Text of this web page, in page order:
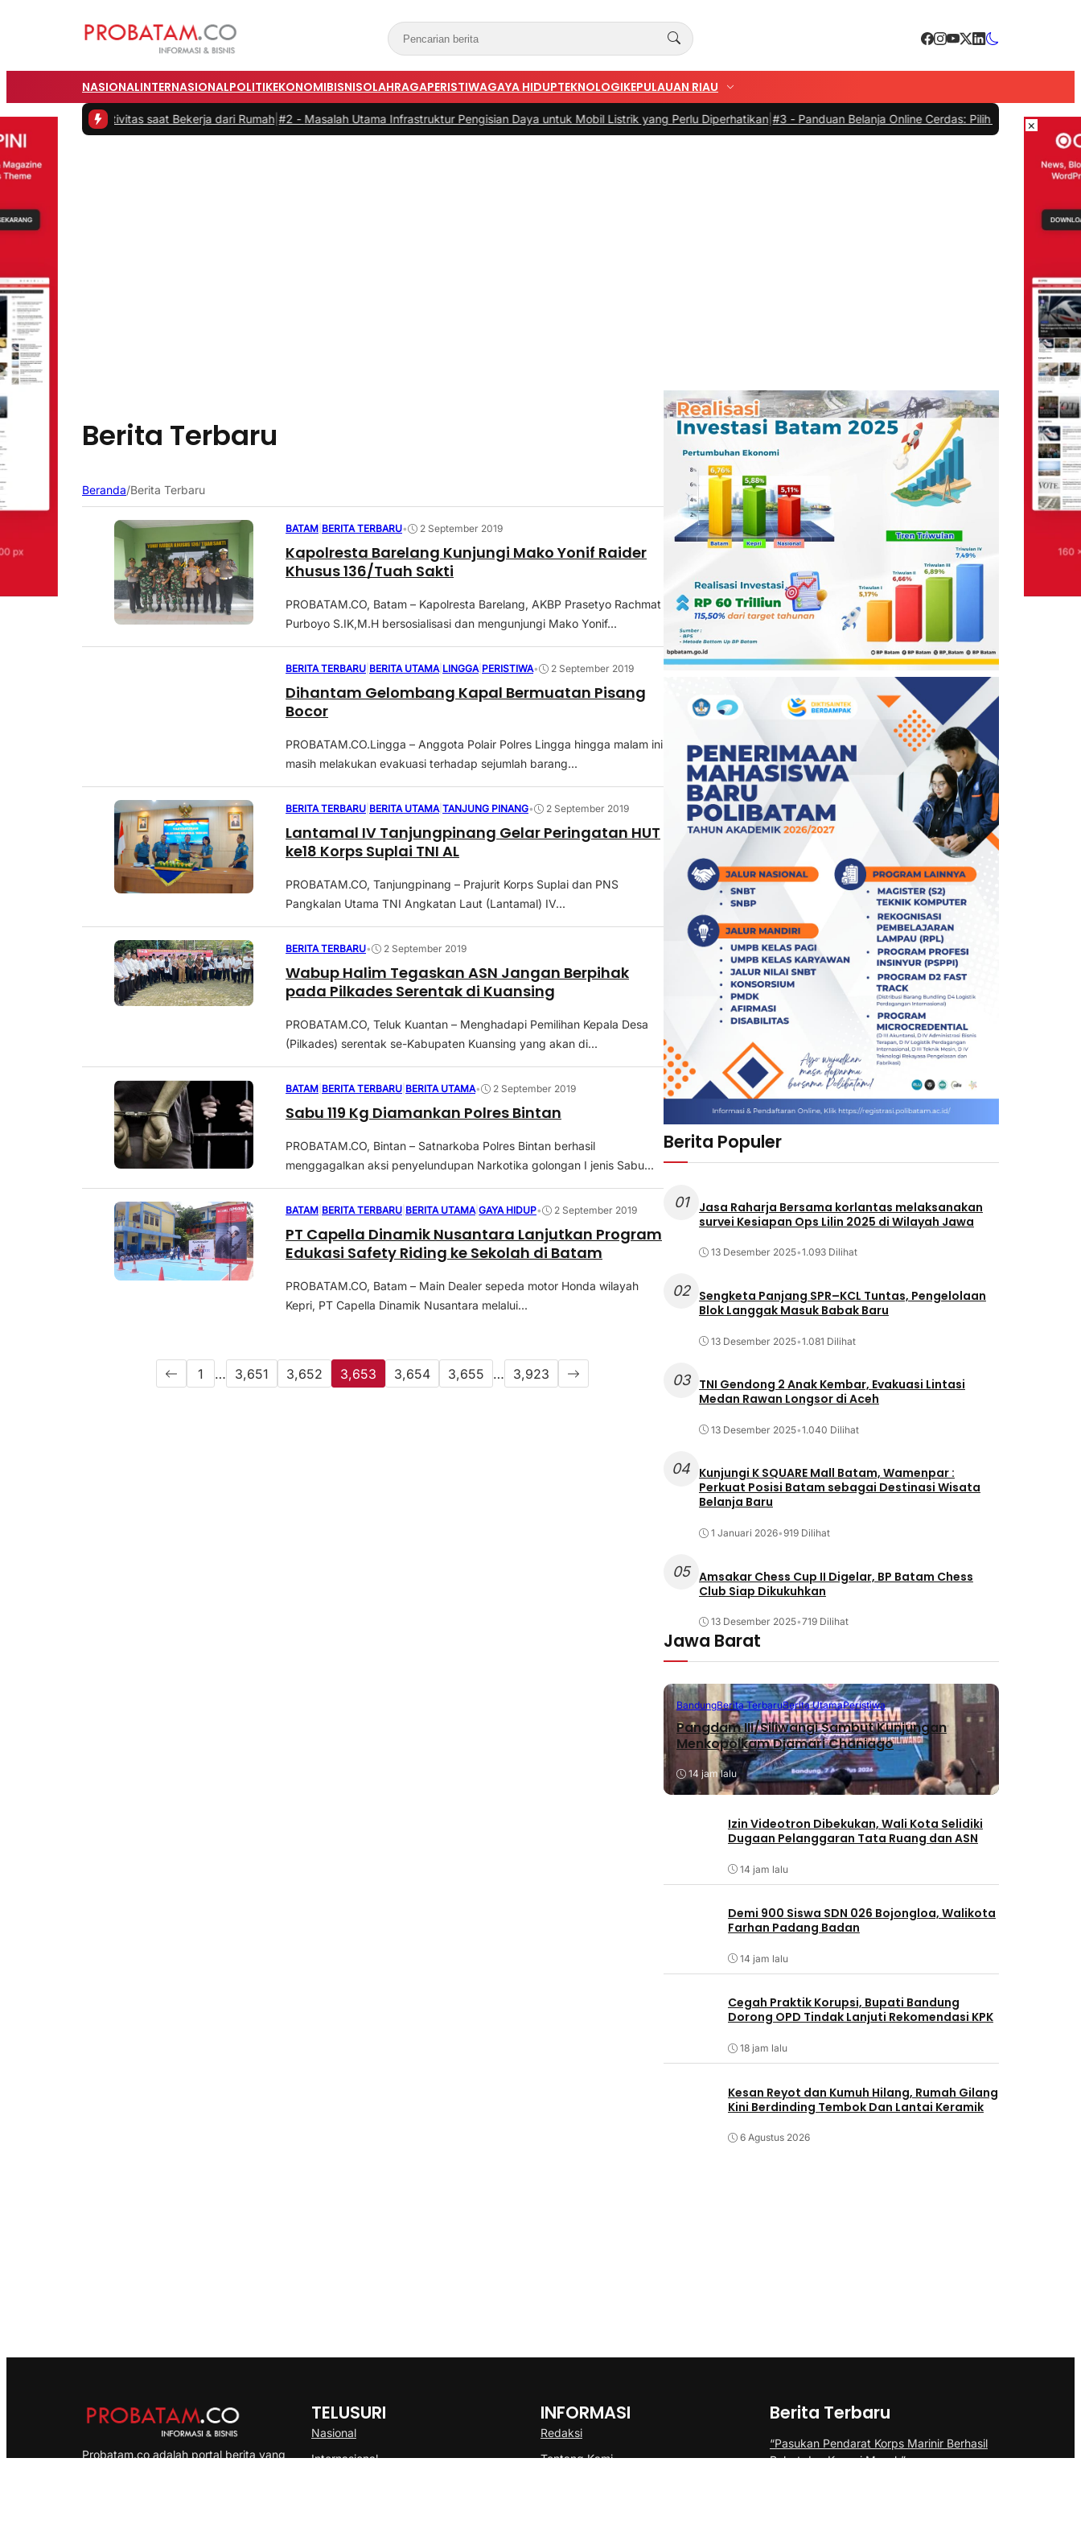
NASIONALINTERNASIONALPOLITIKEKONOMIBISNISOLAHRAGAPERISTIWAGAYA HIDUPTEKNOLOGIKEPULAUAN RIAU
Produktivitas saat Bekerja dari Rumah |#2 -Masalah Utama Infrastruktur Pengisian Daya untuk Mobil Listrik yang Perlu Diperhatikan|#3 -Panduan Belanja Online Cerdas: Pilih Produk dengan Bijak dan
Berita Terbaru
Beranda/Berita Terbaru
BATAM BERITA TERBARU• 2 September 2019
Kapolresta Barelang Kunjungi Mako Yonif Raider
Khusus 136/Tuah Sakti
PROBATAM.CO, Batam – Kapolresta Barelang, AKBP Prasetyo Rachmat
Purboyo S.IK,M.H bersosialisasi dan mengunjungi Mako Yonif...
BERITA TERBARU BERITA UTAMA LINGGA PERISTIWA• 2 September 2019
Dihantam Gelombang Kapal Bermuatan Pisang
Bocor
PROBATAM.CO.Lingga – Anggota Polair Polres Lingga hingga malam ini
masih melakukan evakuasi terhadap sejumlah barang...
BERITA TERBARU BERITA UTAMA |TANJUNG PINANG• 2 September 2019
Lantamal IV Tanjungpinang Gelar Peringatan HUT
ke18 Korps Suplai TNI AL
PROBATAM.CO, Tanjungpinang – Prajurit Korps Suplai dan PNS
Pangkalan Utama TNI Angkatan Laut (Lantamal) IV...
BERITA TERBARU• 2 September 2019
Wabup Halim Tegaskan ASN Jangan Berpihak
pada Pilkades Serentak di Kuansing
PROBATAM.CO, Teluk Kuantan – Menghadapi Pemilihan Kepala Desa
(Pilkades) serentak se-Kabupaten Kuansing yang akan di...
BATAM BERITA TERBARU BERITA UTAMA• 2 September 2019
Sabu 119 Kg Diamankan Polres Bintan
PROBATAM.CO, Bintan – Satnarkoba Polres Bintan berhasil
menggagalkan aksi penyelundupan Narkotika golongan I jenis Sabu...
BATAM BERITA TERBARU BERITA UTAMA |GAYA HIDUP• 2 September 2019
PT Capella Dinamik Nusantara Lanjutkan Program
Edukasi Safety Riding ke Sekolah di Batam
PROBATAM.CO, Batam – Main Dealer sepeda motor Honda wilayah
Kepri, PT Capella Dinamik Nusantara melalui...
1 … 3,651 3,652 3,653 3,654 3,655 … 3,923
Berita Populer
01
Jasa Raharja Bersama korlantas melaksanakan
survei Kesiapan Ops Lilin 2025 di Wilayah Jawa
13 Desember 2025•1.093 Dilihat
02
Sengketa Panjang SPR–KCL Tuntas, Pengelolaan
Blok Langgak Masuk Babak Baru
13 Desember 2025•1.081 Dilihat
03
TNI Gendong 2 Anak Kembar, Evakuasi Lintasi
Medan Rawan Longsor di Aceh
13 Desember 2025•1.040 Dilihat
04 Kunjungi K SQUARE Mall Batam, Wamenpar :
Perkuat Posisi Batam sebagai Destinasi Wisata
Belanja Baru
1 Januari 2026•919 Dilihat
05 Amsakar Chess Cup II Digelar, BP Batam Chess
Club Siap Dikukuhkan
13 Desember 2025•719 Dilihat
Jawa Barat
BandungBerita TerbaruBerita UtamaPeristiwa
Pangdam III/Siliwangi Sambut Kunjungan
Menkopolkam Djamari Chaniago
14 jam lalu
Izin Videotron Dibekukan, Wali Kota Selidiki
Dugaan Pelanggaran Tata Ruang dan ASN
14 jam lalu
Demi 900 Siswa SDN 026 Bojongloa, Walikota
Farhan Padang Badan
14 jam lalu
Cegah Praktik Korupsi, Bupati Bandung
Dorong OPD Tindak Lanjuti Rekomendasi KPK
18 jam lalu
Kesan Reyot dan Kumuh Hilang, Rumah Gilang
Kini Berdinding Tembok Dan Lantai Keramik
6 Agustus 2026
Probatam.co adalah portal berita yang
TELUSURI
Nasional
Internasional
INFORMASI
Redaksi
Tentang Kami
Berita Terbaru
“Pasukan Pendarat Korps Marinir Berhasil
Rebut dan Kuasai Musuh”
×